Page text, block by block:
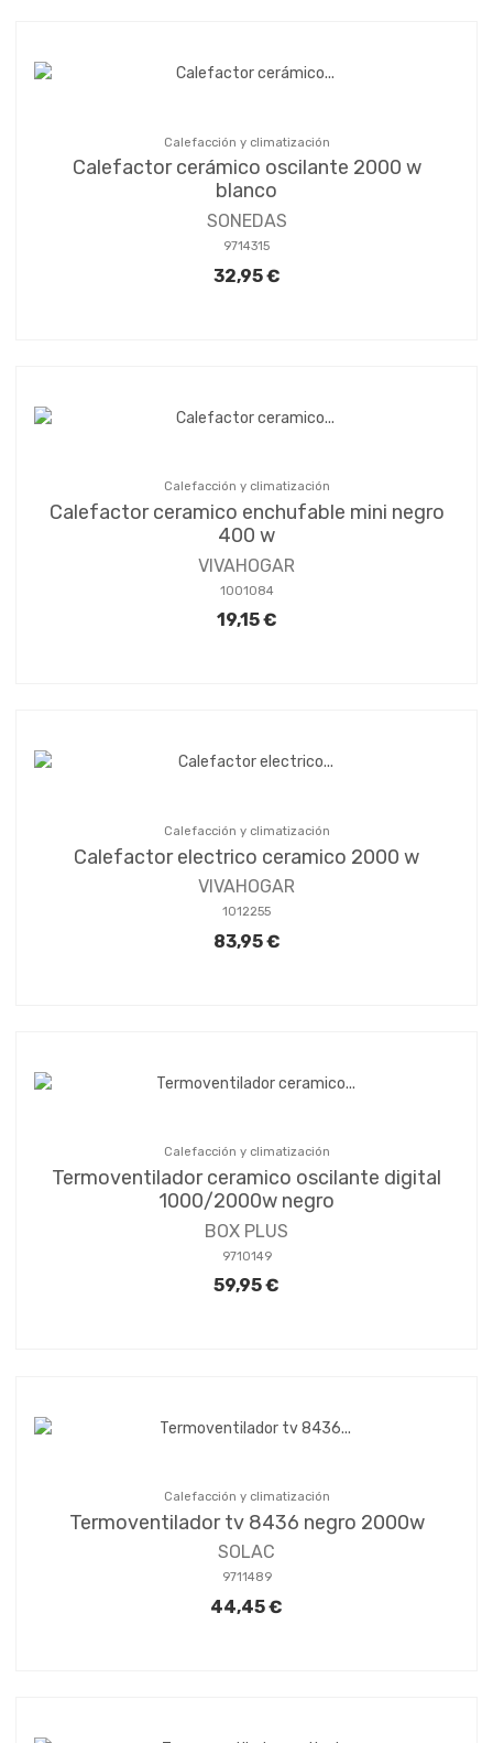
Calefacción y climatización
Calefactor cerámico oscilante 2000 w
blanco
SONEDAS
9714315
32,95 €
Calefacción y climatización
Calefactor ceramico enchufable mini negro
400 w
VIVAHOGAR
1001084
19,15 €
Calefacción y climatización
Calefactor electrico ceramico 2000 w
VIVAHOGAR
1012255
83,95 €
Calefacción y climatización
Termoventilador ceramico oscilante digital
1000/2000w negro
BOX PLUS
9710149
59,95 €
Calefacción y climatización
Termoventilador tv 8436 negro 2000w
SOLAC
9711489
44,45 €